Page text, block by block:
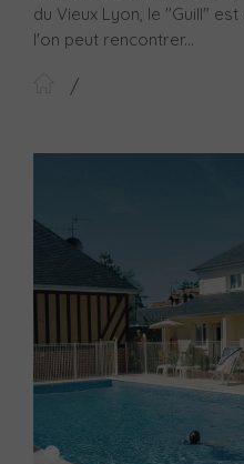
du Vieux Lyon, le "Guill"
l'on peut rencontrer...